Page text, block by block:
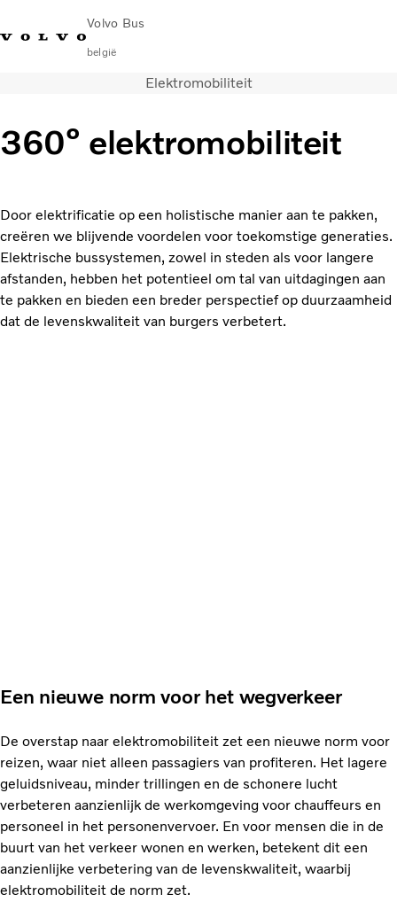
Volvo Bus
belgië
Contact opnemenServicecentra
Bussen voor stad & regio
Waarom Volvo?
Contact
News & Insights
Elektromobiliteit
360° elektromobiliteit
Door elektrificatie op een holistische manier aan te pakken,
creëren we blijvende voordelen voor toekomstige generaties.
Elektrische bussystemen, zowel in steden als voor langere
afstanden, hebben het potentieel om tal van uitdagingen aan
te pakken en bieden een breder perspectief op duurzaamheid
dat de levenskwaliteit van burgers verbetert.
Een nieuwe norm voor het wegverkeer
De overstap naar elektromobiliteit zet een nieuwe norm voor
reizen, waar niet alleen passagiers van profiteren. Het lagere
geluidsniveau, minder trillingen en de schonere lucht
verbeteren aanzienlijk de werkomgeving voor chauffeurs en
personeel in het personenvervoer. En voor mensen die in de
buurt van het verkeer wonen en werken, betekent dit een
aanzienlijke verbetering van de levenskwaliteit, waarbij
elektromobiliteit de norm zet.